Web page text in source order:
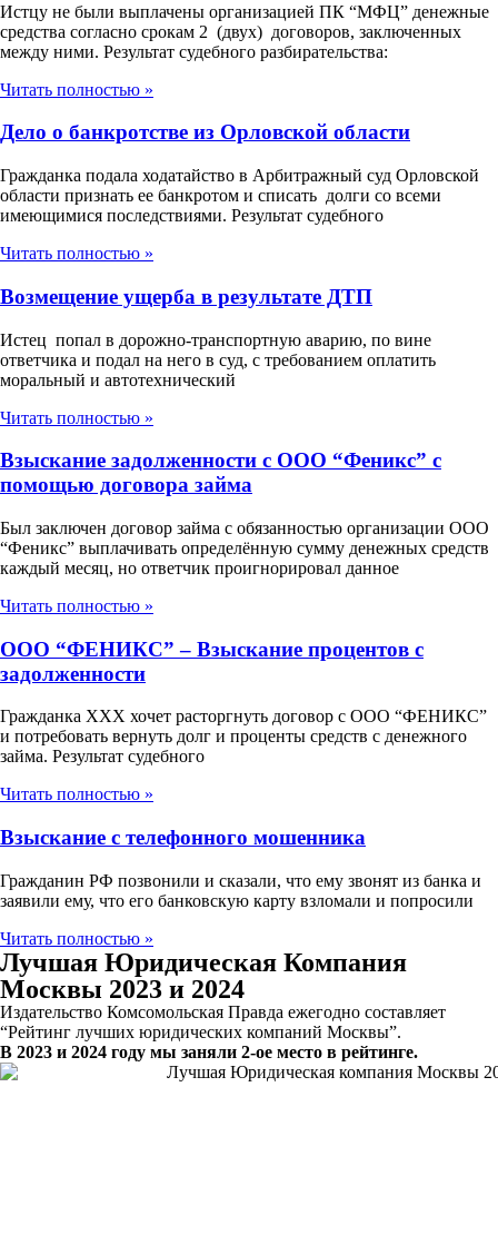
Истцу не были выплачены организацией ПК “МФЦ” денежные
средства согласно срокам 2 (двух) договоров, заключенных
между ними. Результат судебного разбирательства:
Читать полностью »
Дело о банкротстве из Орловской области
Гражданка подала ходатайство в Арбитражный суд Орловской
области признать ее банкротом и списать долги со всеми
имеющимися последствиями. Результат судебного
Читать полностью »
Возмещение ущерба в результате ДТП
Истец попал в дорожно-транспортную аварию, по вине
ответчика и подал на него в суд, с требованием оплатить
моральный и автотехнический
Читать полностью »
Взыскание задолженности с ООО “Феникс” с
помощью договора займа
Был заключен договор займа с обязанностью организации ООО
“Феникс” выплачивать определённую сумму денежных средств
каждый месяц, но ответчик проигнорировал данное
Читать полностью »
ООО “ФЕНИКС” – Взыскание процентов с
задолженности
Гражданка ХХХ хочет расторгнуть договор с ООО “ФЕНИКС”
и потребовать вернуть долг и проценты средств с денежного
займа. Результат судебного
Читать полностью »
Взыскание с телефонного мошенника
Гражданин РФ позвонили и сказали, что ему звонят из банка и
заявили ему, что его банковскую карту взломали и попросили
Читать полностью »
Лучшая Юридическая Компания
Москвы 2023 и 2024
Издательство Комсомольская Правда ежегодно составляет
“Рейтинг лучших юридических компаний Москвы”.
В 2023 и 2024 году мы заняли 2-ое место в рейтинге.